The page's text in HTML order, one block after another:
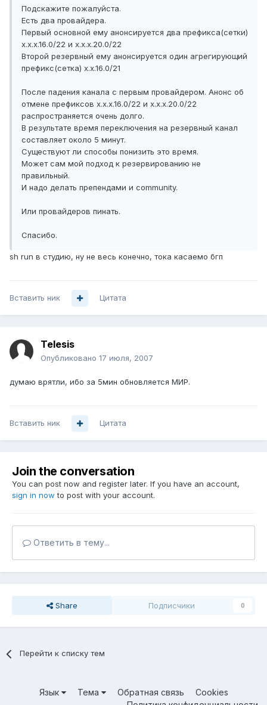
Подскажите пожалуйста.
Есть два провайдера.
Первый основной ему анонсируется два префикса(сетки)
x.x.x.16.0/22 и x.x.x.20.0/22
Второй резервный ему анонсируется один агрегирующий
префикс(сетка) x.x.16.0/21
После падения канала с первым провайдером. Анонс об
отмене префиксов x.x.x.16.0/22 и x.x.x.20.0/22
распространяется очень долго.
В результате время переключения на резервный канал
составляет около 5 минут.
Существуют ли способы понизить это время.
Может сам мой подход к резервированию не
правильный.
И надо делать препендами и community.
Или провайдеров пинать.
Спасибо.
sh run в студию, ну не весь конечно, тока касаемо бгп
Вставить ник Цитата
Telesis
Опубликовано 17 июля, 2007
думаю врятли, ибо за 5мин обновляется МИР.
Вставить ник Цитата
Join the conversation
You can post now and register later. If you have an account,
sign in now to post with your account.
Ответить в тему...
Share Подписчики 0
Перейти к списку тем
Язык Тема Обратная связь
Cookies